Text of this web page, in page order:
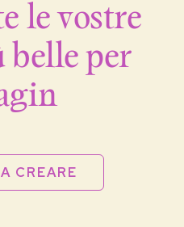
le vostre
belle per
CREARE